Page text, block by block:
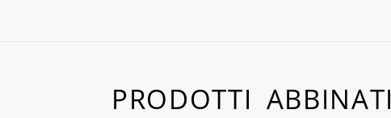
PRODOTTI ABBINATI